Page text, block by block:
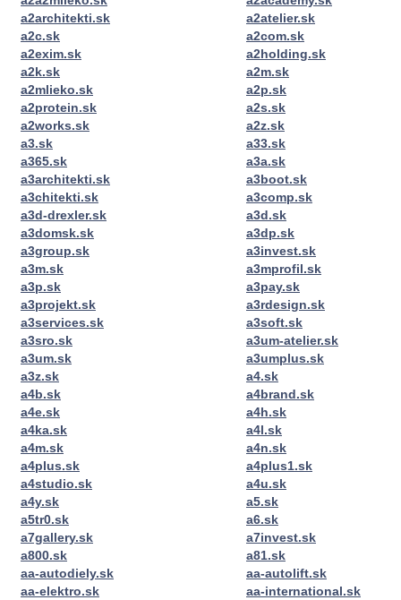
a2architekti.sk
a2atelier.sk
a2c.sk
a2com.sk
a2exim.sk
a2holding.sk
a2k.sk
a2m.sk
a2mlieko.sk
a2p.sk
a2protein.sk
a2s.sk
a2works.sk
a2z.sk
a3.sk
a33.sk
a365.sk
a3a.sk
a3architekti.sk
a3boot.sk
a3chitekti.sk
a3comp.sk
a3d-drexler.sk
a3d.sk
a3domsk.sk
a3dp.sk
a3group.sk
a3invest.sk
a3m.sk
a3mprofil.sk
a3p.sk
a3pay.sk
a3projekt.sk
a3rdesign.sk
a3services.sk
a3soft.sk
a3sro.sk
a3um-atelier.sk
a3um.sk
a3umplus.sk
a3z.sk
a4.sk
a4b.sk
a4brand.sk
a4e.sk
a4h.sk
a4ka.sk
a4l.sk
a4m.sk
a4n.sk
a4plus.sk
a4plus1.sk
a4studio.sk
a4u.sk
a4y.sk
a5.sk
a5tr0.sk
a6.sk
a7gallery.sk
a7invest.sk
a800.sk
a81.sk
aa-autodiely.sk
aa-autolift.sk
aa-elektro.sk
aa-international.sk